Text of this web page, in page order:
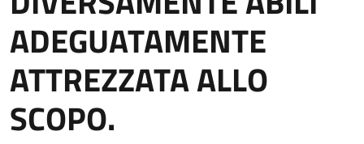
ADEGUATAMENTE
ATTREZZATA ALLO
SCOPO.